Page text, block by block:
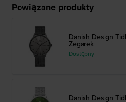
Powiązane produkty
Danish Design
Zegarek
Dostępny
Danish Design